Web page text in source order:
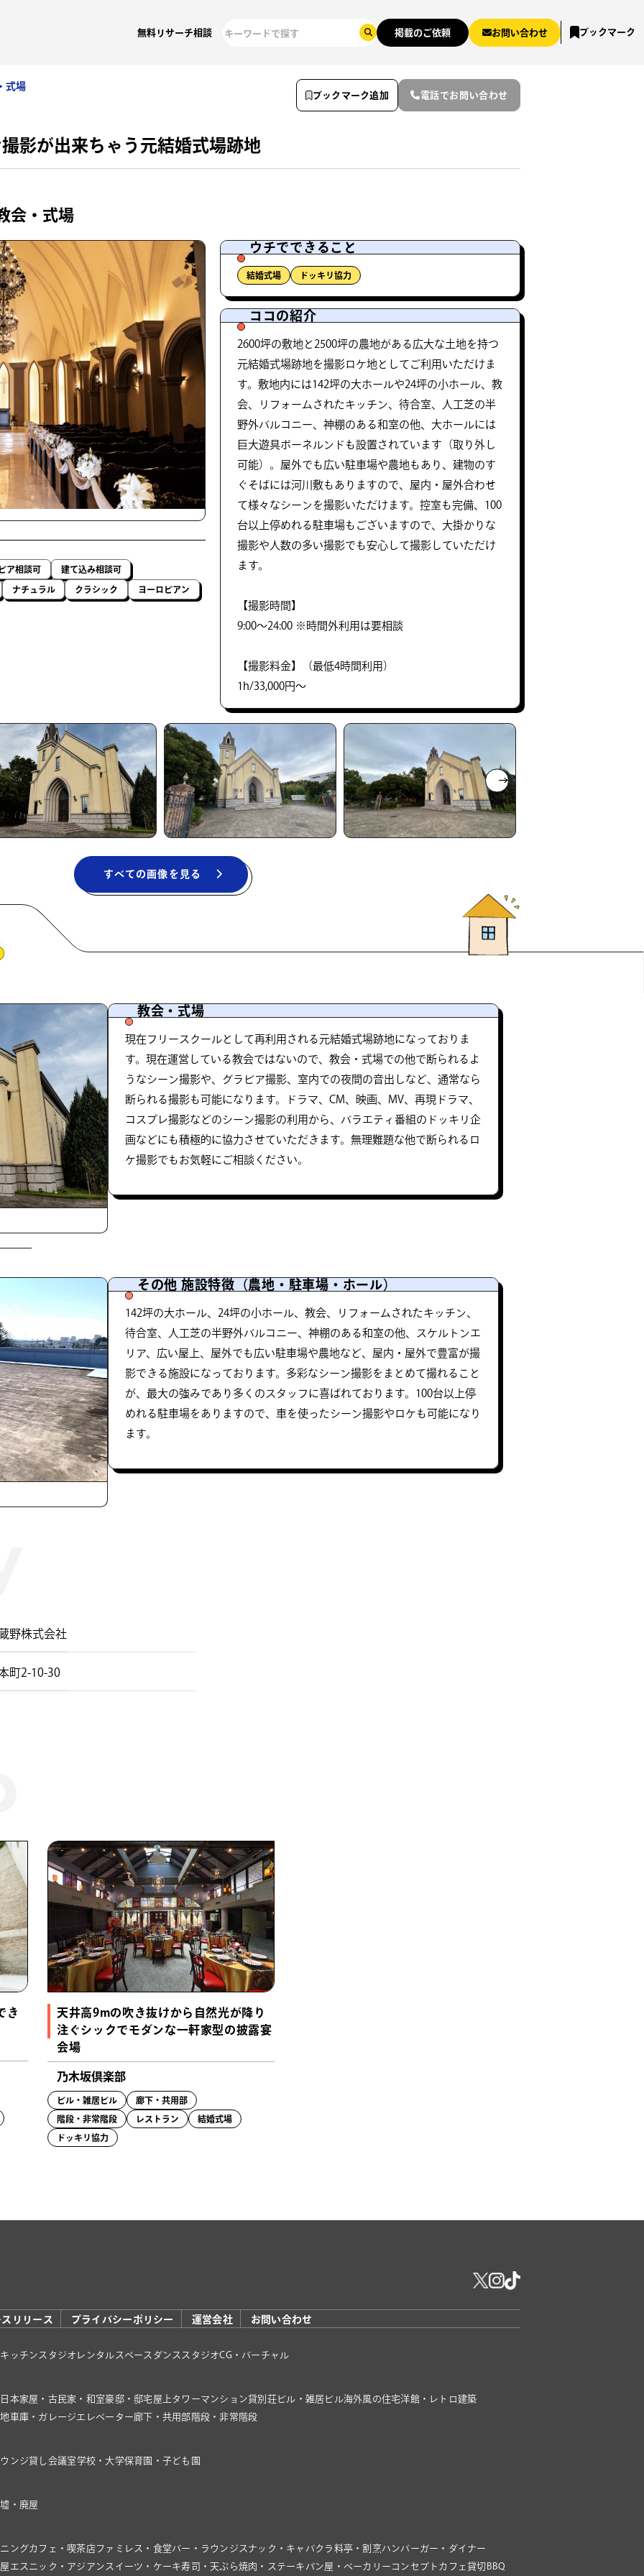
無料リサーチ相談 掲載のご依頼 お問い合わせ ブックマーク
式場
影が出来ちゃう元結婚式場跡地
会・式場
ア相談可 建て込み相談可
ナチュラル クラシック ヨーロピアン
ウチでできること
結婚式場 ドッキリ協力
ココの紹介
2600坪の敷地と2500坪の農地がある広大な土地を持つ
元結婚式場跡地を撮影ロケ地としてご利用いただけま
す。敷地内には142坪の大ホールや24坪の小ホール、教
会、リフォームされたキッチン、待合室、人工芝の半
野外バルコニー、神棚のある和室の他、大ホールには
巨大遊具ボーネルンドも設置されています（取り外し
可能）。屋外でも広い駐車場や農地もあり、建物のす
ぐそばには河川敷もありますので、屋内・屋外合わせ
て様々なシーンを撮影いただけます。控室も完備、100
台以上停めれる駐車場もございますので、大掛かりな
撮影や人数の多い撮影でも安心して撮影していただけ
ます。
【撮影時間】
9:00〜24:00 ※時間外利用は要相談
【撮影料金】（最低4時間利用）
1h/33,000円〜
すべての画像を見る
教会・式場
現在フリースクールとして再利用される元結婚式場跡地になっておりま
す。現在運営している教会ではないので、教会・式場での他で断られるよ
うなシーン撮影や、グラビア撮影、室内での夜間の音出しなど、通常なら
断られる撮影も可能になります。ドラマ、CM、映画、MV、再現ドラマ、
コスプレ撮影などのシーン撮影の利用から、バラエティ番組のドッキリ企
画などにも積極的に協力させていただきます。無理難題な他で断られるロ
ケ撮影でもお気軽にご相談ください。
その他 施設特徴（農地・駐車場・ホール）
142坪の大ホール、24坪の小ホール、教会、リフォームされたキッチン、
待合室、人工芝の半野外バルコニー、神棚のある和室の他、スケルトンエ
リア、広い屋上、屋外でも広い駐車場や農地など、屋内・屋外で豊富が撮
影できる施設になっております。多彩なシーン撮影をまとめて撮れること
が、最大の強みであり多くのスタッフに喜ばれております。100台以上停
めれる駐車場をありますので、車を使ったシーン撮影やロケも可能になり
ます。
野株式会社
町2-10-30
き
天井高9mの吹き抜けから自然光が降り
注ぐシックでモダンな一軒家型の披露宴
会場
乃木坂倶楽部
ビル・雑居ビル 廊下・共用部
階段・非常階段 レストラン 結婚式場
ドッキリ協力
ブックマーク追加 電話でお問い合わせ
リリース プライバシーポリシー 運営会社 お問い合わせ
キッチンスタジオ レンタルスペース ダンススタジオCG・バーチャル
日本家屋・古民家・和室豪邸・邸宅屋上タワーマンション貸別荘ビル・雑居ビル海外風の住宅洋館・レトロ建築
車庫・ガレージ エレベーター廊下・共用部階段・非常階段
ンジ貸し会議室学校・大学保育園・子ども園
・廃屋
ングカフェ・喫茶店ファミレス・食堂バー・ラウンジ スナック・キャバクラ 料亭・割烹ハンバーガー・ダイナー
エスニック・アジアン スイーツ・ケーキ寿司・天ぷら焼肉・ステーキ パン屋・ベーカリー コンセプトカフェ貸切BBQ